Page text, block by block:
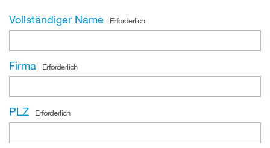
Vollständiger Name Erforderlich
Firma Erforderlich
PLZ Erforderlich